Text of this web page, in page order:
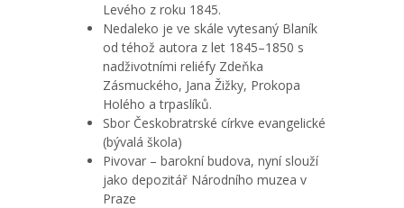
Levého z roku 1845.
Nedaleko je ve skále vytesaný Blaník
od téhož autora z let 1845–1850 s
nadživotními reliéfy Zdeňka
Zásmuckého, Jana Žižky, Prokopa
Holého a trpaslíků.
Sbor Českobratrské církve evangelické
(bývalá škola)
Pivovar – barokní budova, nyní slouží
jako depozitář Národního muzea v
Praze